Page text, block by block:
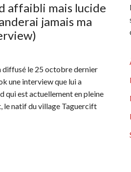
affaibli mais lucide
jamais ma
diffusé le 25 octobre dernier
une interview que lui a
qui est actuellement en pleine
le natif du village Taguercift